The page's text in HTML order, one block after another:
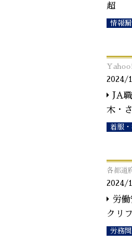
超
情報
2024/
JA
木・
着服
各都道
2024/
労
クリ
労務